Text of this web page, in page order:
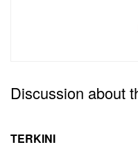
Discussion about
TERKINI